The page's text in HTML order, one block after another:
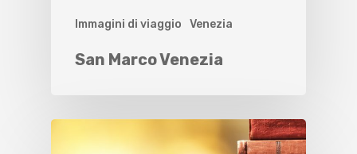
Immagini di viaggio Venezia
San Marco Venezia